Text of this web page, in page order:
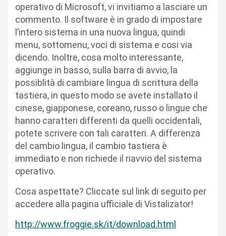
operativo di Microsoft, vi invitiamo a lasciare un
commento. Il software è in grado di impostare
l’intero sistema in una nuova lingua, quindi
menu, sottomenu, voci di sistema e cosi via
dicendo. Inoltre, cosa molto interessante,
aggiunge in basso, sulla barra di avvio, la
possiblità di cambiare lingua di scrittura della
tastiera, in questo modo se avete installato il
cinese, giapponese, coreano, russo o lingue che
hanno caratteri differenti da quelli occidentali,
potete scrivere con tali caratteri. A differenza
del cambio lingua, il cambio tastiera è
immediato e non richiede il riavvio del sistema
operativo.
Cosa aspettate? Cliccate sul link di seguito per
accedere alla pagina ufficiale di Vistalizator!
http://www.froggie.sk/it/download.html